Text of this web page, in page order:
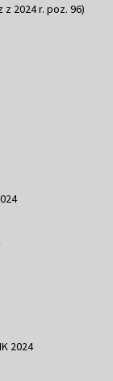
2024 r. poz. 96)
2024